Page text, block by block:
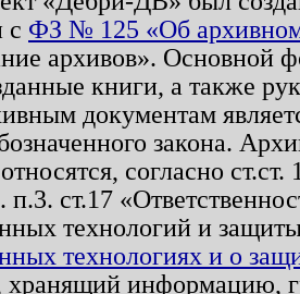
с ФЗ № 125 «Об
архивов». Основной
книги, а также
документам
закона.
согласно
п.3. ст.17
технологий и
технологиях и о
информацию,